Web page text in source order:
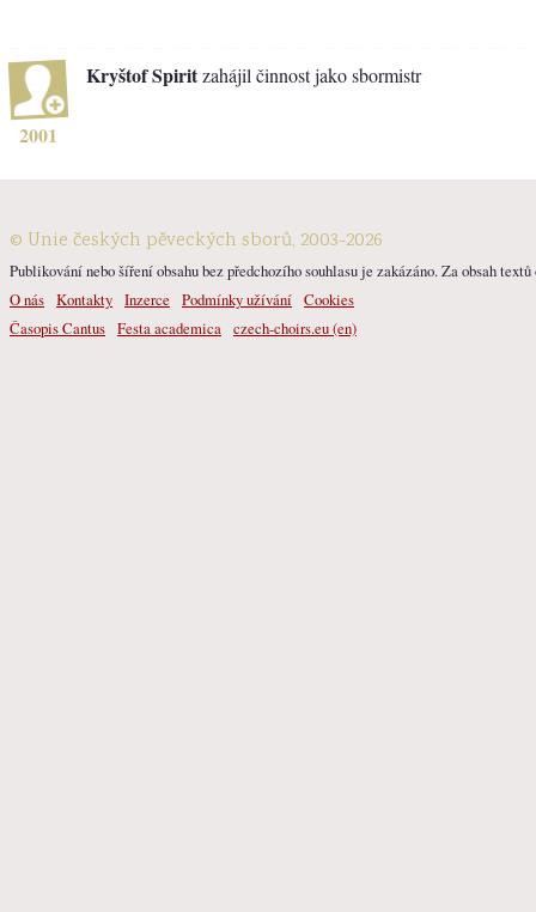
2001
Kryštof Spiritzahájil činnost jako sbormistr
© Unie českých pěveckých sborů, 2003-2026
Publikování nebo šíření obsahu bez předchozího souhlasu je zakázáno. Za obsah
O nás Kontakty Inzerce Podmínky užívání Cookies
Časopis Cantus Festa academica czech-choirs.eu (en)